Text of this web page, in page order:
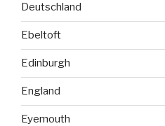
Deutschland
Ebeltoft
Edinburgh
England
Eyemouth